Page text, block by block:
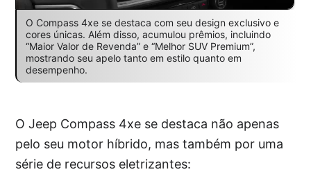
O Compass 4xe se destaca com seu design exclusivo e
cores únicas. Além disso, acumulou prêmios, incluindo
“Maior Valor de Revenda” e “Melhor SUV Premium”,
mostrando seu apelo tanto em estilo quanto em
desempenho.
O Jeep Compass 4xe se destaca não apenas
pelo seu motor híbrido, mas também por uma
série de recursos eletrizantes: